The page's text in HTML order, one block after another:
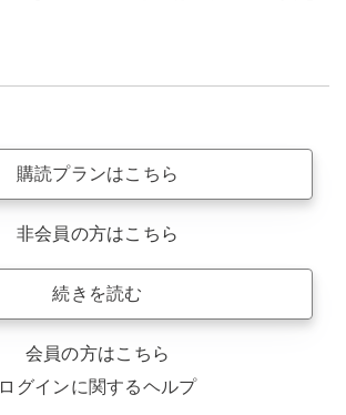
購読プランはこちら
非会員の方はこちら
続きを読む
会員の方はこちら
ログインに関するヘルプ